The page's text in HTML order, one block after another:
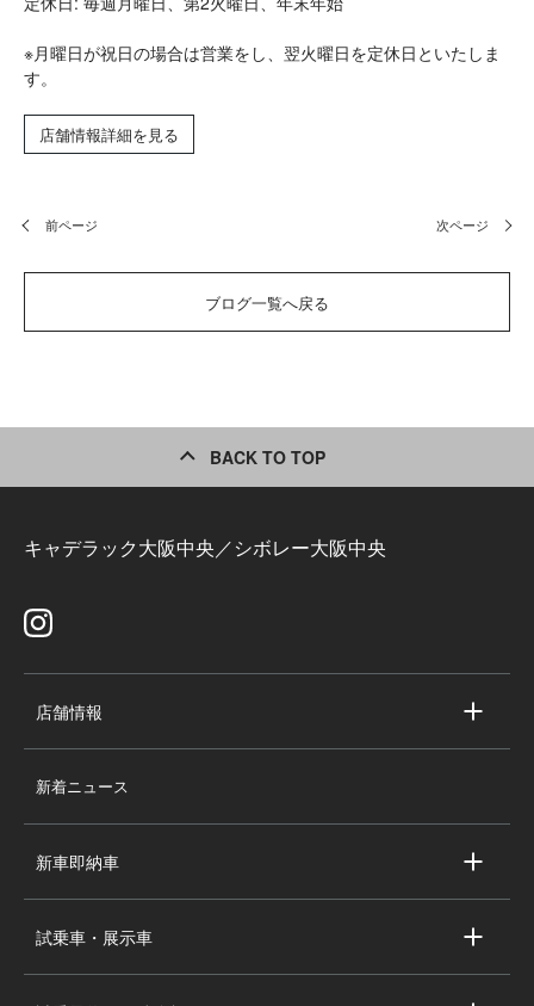
※月曜日が祝日の場合は営業をし、翌火曜日を定休日といたしま
す。
店舗情報詳細を見る
前ページ 次ページ
ブログ一覧へ戻る
BACK TO TOP
キャデラック大阪中央／シボレー大阪中央
店舗情報
スタッフ紹介
個人情報の取り扱い
新着ニュース
新車即納車
シボレー新車即納車
試乗車・展示車